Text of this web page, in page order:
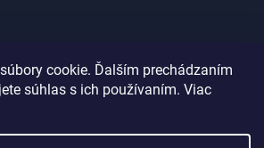
cookie. Ďalším prechádzaním
súhlas s ich používaním. Viac
na Instagrame